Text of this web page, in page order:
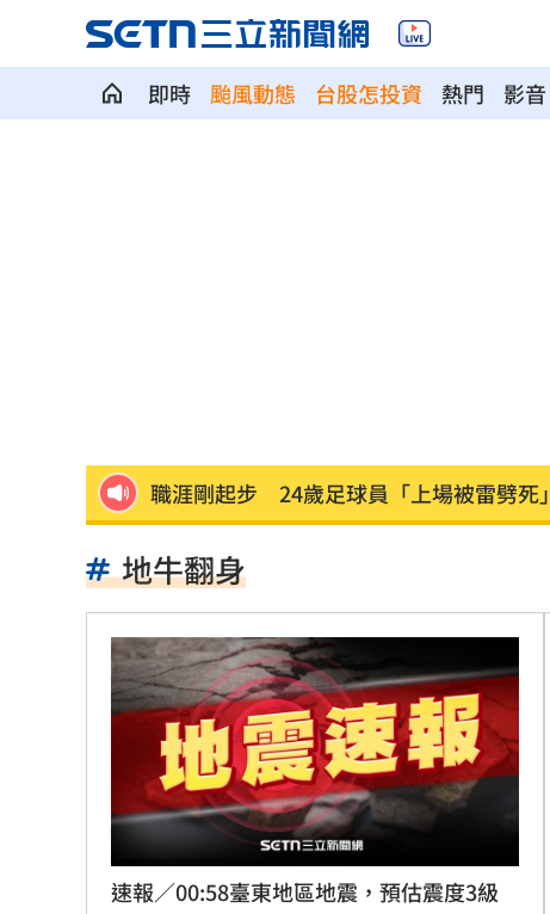
即時 颱風動態 台股怎投資 熱門 影音
職涯剛起步 24歲足球員「上場被雷劈死」
楠梓科學園區爆意外！電子廠鷹架剝離墜樓
新／4高中生三峽河戲水 1溺水救起命危
伊禁美以船通行荷莫茲海峽 違者罰貨值20%
吃堅果害上火、嘴破？醫曝：搭1物抗發炎
昔傳跟李易婚變 六月遭女兒爆喝醉就吵架
地牛翻身
速報／00:58臺東地區地震，預估震度3級